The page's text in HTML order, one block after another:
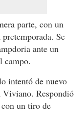
parte, con un
Se
ante un
campo.
intentó de nuevo
Viviano. Respondió
un tiro de